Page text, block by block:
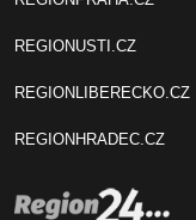
REGIONUSTI.CZ
REGIONLIBERECKO.CZ
REGIONHRADEC.CZ